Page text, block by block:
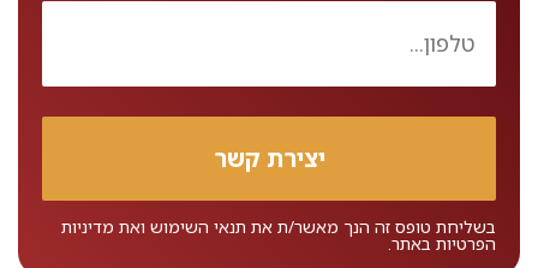
בשליחת טופס זה הנך מאשר/ת את תנאי השימוש ואת מדיניות
הפרטיות באתר.